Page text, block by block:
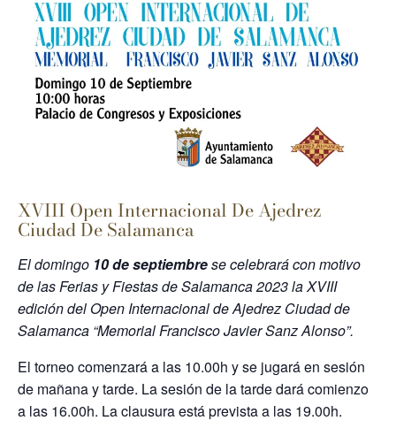
XVIII Open Internacional De Ajedrez
Ciudad De Salamanca
El domingo 10 de septiembrese celebrará con motivo
de las Ferias y Fiestas de Salamanca 2023 la XVIII
edición del Open Internacional de Ajedrez Ciudad de
Salamanca “Memorial Francisco Javier Sanz Alonso”.
El torneo comenzará a las 10.00h y se jugará en sesión
de mañana y tarde. La sesión de la tarde dará comienzo
a las 16.00h. La clausura está prevista a las 19.00h.